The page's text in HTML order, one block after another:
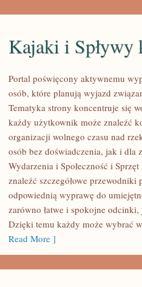
KAJAKI
SPŁYWY
KAJAKOWE
Kajaki i Spływy
Portal poświęcony aktywnemu
osób, które planują wyjazd
Tematyka strony koncentruje się
każdy użytkownik może znaleźć
organizacji wolnego czasu nad
osób bez doświadczenia, jak i dla
Wydarzenia i Społeczność i
znaleźć szczegółowe
odpowiednią wyprawę do
zarówno łatwe i spokojne
Dzięki temu każdy może wybrać
Read More ]